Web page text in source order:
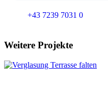
+43 7239 7031 0
Weitere Projekte